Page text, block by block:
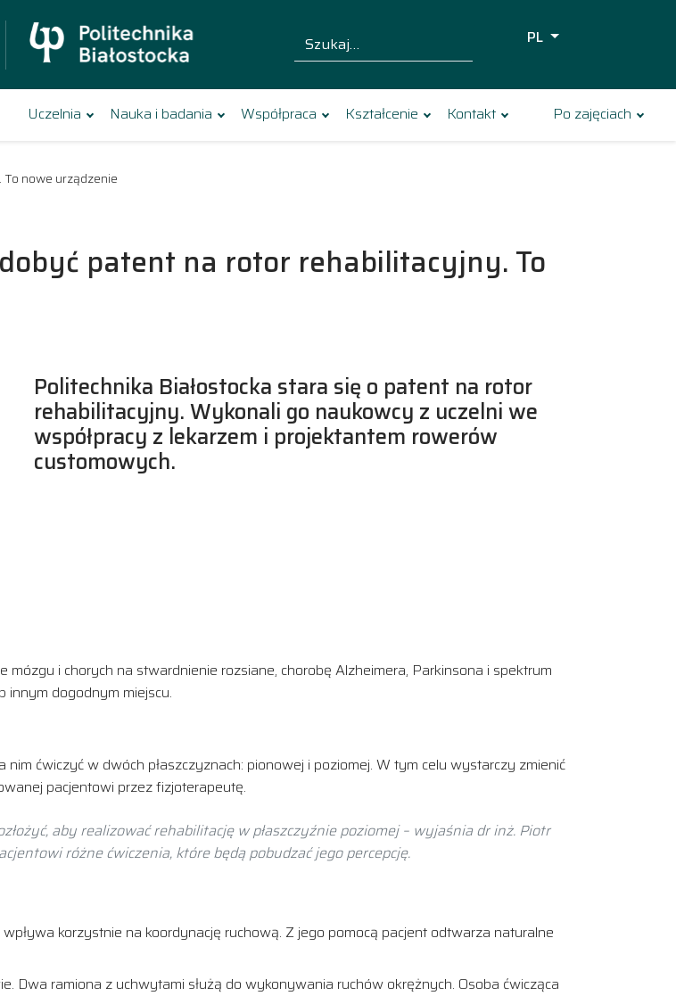
Szukaj dla:
PL
Uczelnia Nauka i badania Współpraca Kształcenie Kontakt Po zajęciach
nowe urządzenie
patent na rotor rehabilitacyjny. To
Politechnika Białostocka stara się o patent na rotor
rehabilitacyjny. Wykonali go naukowcy z uczelni we
współpracy z lekarzem i projektantem rowerów
customowych.
i chorych na stwardnienie rozsiane, chorobę Alzheimera, Parkinsona i spektrum
innym dogodnym miejscu.
ćwiczyć w dwóch płaszczyznach: pionowej i poziomej. W tym celu wystarczy zmienić
pacjentowi przez fizjoterapeutę.
aby realizować rehabilitację w płaszczyźnie poziomej – wyjaśnia dr inż. Piotr
różne ćwiczenia, które będą pobudzać jego percepcję.
korzystnie na koordynację ruchową. Z jego pomocą pacjent odtwarza naturalne
Dwa ramiona z uchwytami służą do wykonywania ruchów okrężnych. Osoba ćwicząca